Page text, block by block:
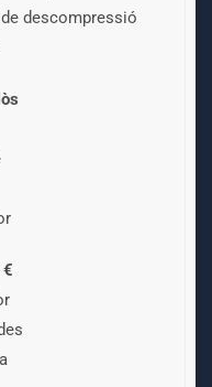
descompressió